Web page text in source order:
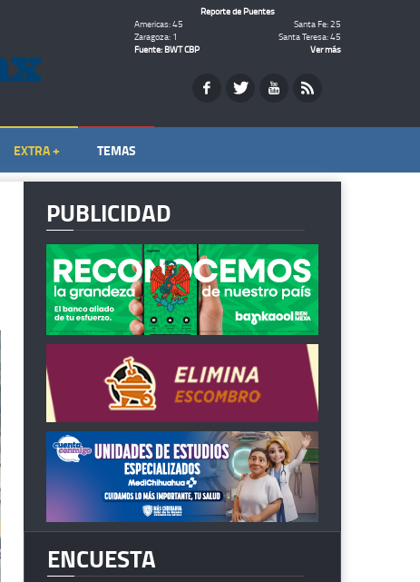
Reporte de Puentes
Americas: 45
Santa Fe: 25
Zaragoza: 1
Santa Teresa: 45
Fuente: BWT CBP
Ver más
EXTRA + TEMAS
PUBLICIDAD
ENCUESTA